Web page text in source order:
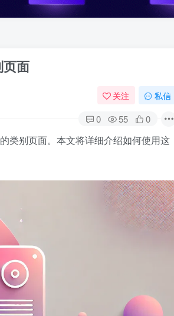
面
关注 私信
0 55 0
类别页面。本文将详细介绍如何使用这